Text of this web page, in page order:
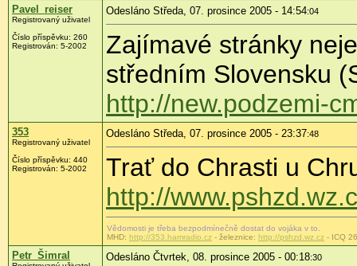
Pavel_reiser
Registrovaný uživatel
Číslo příspěvku: 260
Registrován: 5-2002
Odesláno Středa, 07. prosince 2005 - 14:54:04
Zajímavé stránky
středním Slovensku
http://new.podzemi-
353
Registrovaný uživatel
Číslo příspěvku: 440
Registrován: 5-2002
Odesláno Středa, 07. prosince 2005 - 23:37:48
Trať do Chrasti u
http://
Vědomosti je třeba bezpodmínečně dostat do vojáka v to.
MHD: http://353.hamradio.cz - železnice: http://pshzd.wz.cz - ICQ
Petr_Šimral Odesláno Čtvrtek, 08. prosince 2005 - 00:18:30